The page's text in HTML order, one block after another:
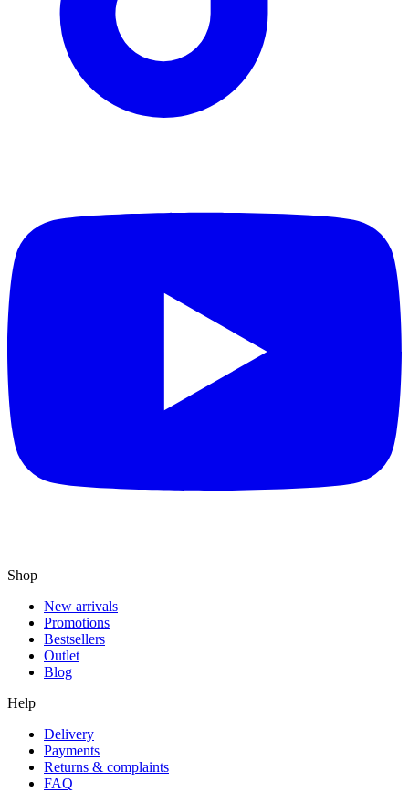
Shop
New arrivals
Promotions
Bestsellers
Outlet
Blog
Help
Delivery
Payments
Returns & complaints
FAQ